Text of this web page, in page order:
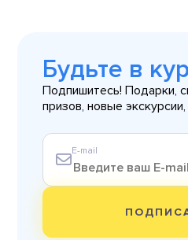
Будьте в
Подпишитесь! Подарки,
призов, новые
E-mail